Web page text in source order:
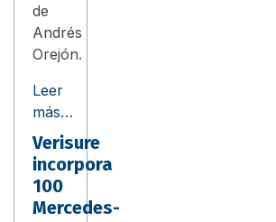
de
Andrés
Orejón.
Leer
más…
Verisure
incorpora
100
Mercedes-